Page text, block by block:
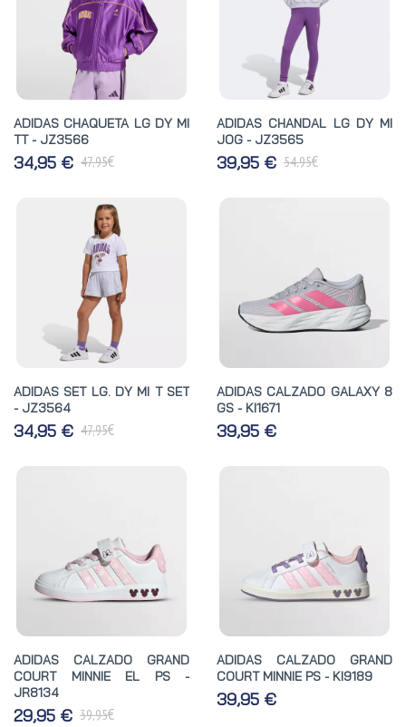
ADIDAS CHAQUETA LG DY MI
TT - JZ3566
34,95 € 47,95€
ADIDAS CHANDAL LG DY MI
JOG - JZ3565
39,95 € 54,95€
ADIDAS SET LG. DY MI T SET
- JZ3564
34,95 € 47,95€
ADIDAS CALZADO GALAXY 8
GS - KI1671
39,95 €
ADIDAS CALZADO GRAND
COURT MINNIE EL PS -
JR8134
29,95 € 39,95€
ADIDAS CALZADO GRAND
COURT MINNIE PS - KI9189
39,95 €